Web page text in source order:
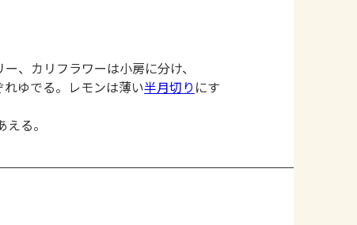
、カリフラワーは小房に分け、
ゆでる。レモンは薄い半月切り にす
る。